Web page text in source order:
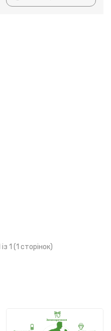
1 (1 сторінок)